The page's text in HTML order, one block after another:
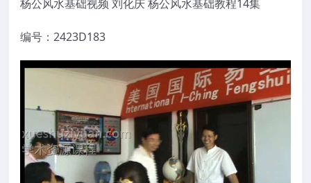
杨公风水基础视频 刘化庆 杨公风水基础教程14集
编号：2423D183